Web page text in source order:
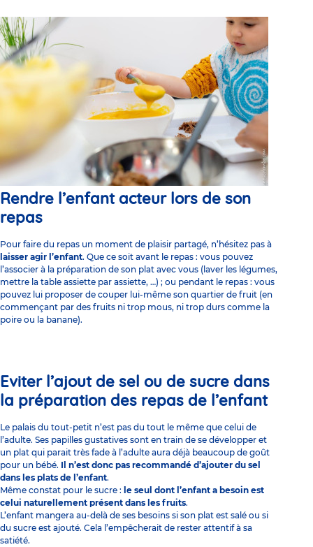
Rendre l’enfant acteur lors de son
repas
Pour faire du repas un moment de plaisir partagé, n’hésitez pas à
laisser agir l’enfant. Que ce soit avant le repas : vous pouvez
l’associer à la préparation de son plat avec vous (laver les légumes,
mettre la table assiette par assiette, …) ; ou pendant le repas : vous
pouvez lui proposer de couper lui-même son quartier de fruit (en
commençant par des fruits ni trop mous, ni trop durs comme la
poire ou la banane).
Eviter l’ajout de sel ou de sucre dans
la préparation des repas de l’enfant
Le palais du tout-petit n’est pas du tout le même que celui de
l’adulte. Ses papilles gustatives sont en train de se développer et
un plat qui parait très fade à l’adulte aura déjà beaucoup de goût
pour un bébé. Il n’est donc pas recommandé d’ajouter du sel
dans les plats de l’enfant.
Même constat pour le sucre : le seul dont l’enfant a besoin est
celui naturellement présent dans les fruits.
L’enfant mangera au-delà de ses besoins si son plat est salé ou si
du sucre est ajouté. Cela l’empêcherait de rester attentif à sa
satiété.